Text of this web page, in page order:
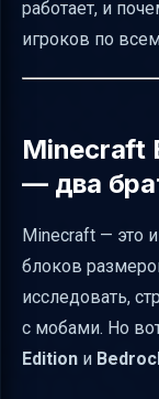
История
до Better
Крафт и
Успех
Отличия
работает, и
игроков по
Minecraft
— два
Minecraft — это
блоков
исследовать,
с мобами. Но
Edition и